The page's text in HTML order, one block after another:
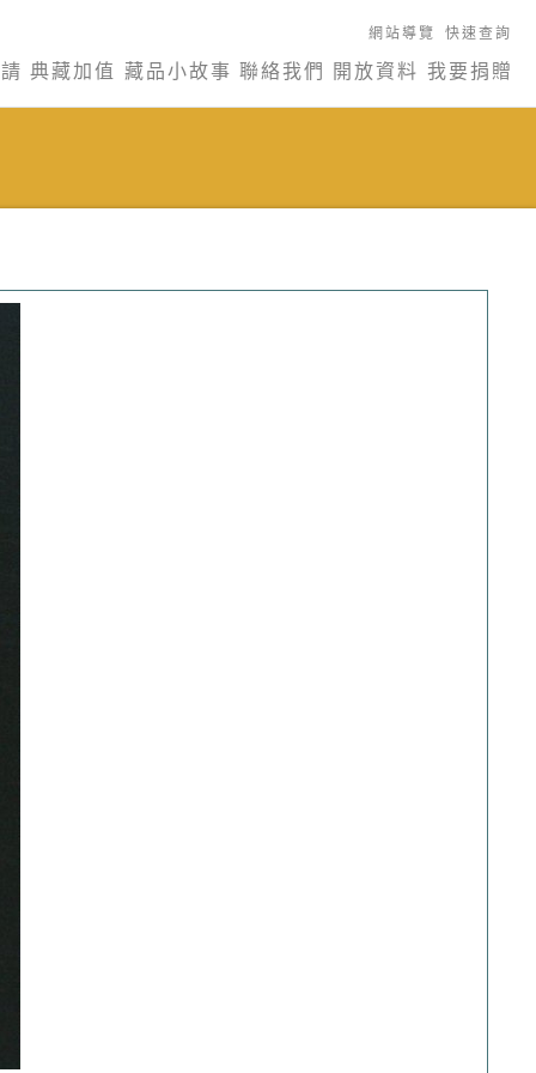
網站導覽 快速查詢
典藏加值 藏品小故事 聯絡我們 開放資料 我要捐贈